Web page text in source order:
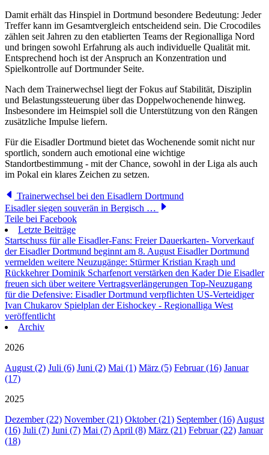
Damit erhält das Hinspiel in Dortmund besondere Bedeutung: Jeder
Treffer kann im Gesamtvergleich entscheidend sein. Die Crocodiles
zählen seit Jahren zu den etablierten Teams der Regionalliga Nord
und bringen sowohl Erfahrung als auch individuelle Qualität mit.
Entsprechend hoch ist der Anspruch an Konzentration und
Spielkontrolle auf Dortmunder Seite.
Nach dem Trainerwechsel liegt der Fokus auf Stabilität, Disziplin
und Belastungssteuerung über das Doppelwochenende hinweg.
Insbesondere im Heimspiel soll die Unterstützung von den Rängen
zusätzliche Impulse liefern.
Für die Eisadler Dortmund bietet das Wochenende somit nicht nur
sportlich, sondern auch emotional eine wichtige
Standortbestimmung - mit der Chance, sowohl in der Liga als auch
im Pokal ein klares Zeichen zu setzen.
Trainerwechsel bei den Eisadlern Dortmund
Eisadler siegen souverän in Bergisch …
Teile bei Facebook
Letzte Beiträge
Startschuss für alle Eisadler-Fans: Freier Dauerkarten- Vorverkauf
der Eisadler Dortmund beginnt am 8. August Eisadler Dortmund
vermelden weitere Neuzugänge: Stürmer Kristian Kragh und
Rückkehrer Dominik Scharfenort verstärken den KaderDie Eisadler
freuen sich über weitere Vertragsverlängerungen Top-Neuzugang
für die Defensive: Eisadler Dortmund verpflichten US-Verteidiger
Ivan Chukarov Spielplan der Eishockey - Regionalliga West
veröffentlicht
Archiv
2026
August (2) Juli (6) Juni (2) Mai (1) März (5) Februar (16) Januar
(17)
2025
Dezember (22) November (21) Oktober (21) September (16) August
(16) Juli (7) Juni (7) Mai (7) April (8) März (21) Februar (22) Januar
(18)